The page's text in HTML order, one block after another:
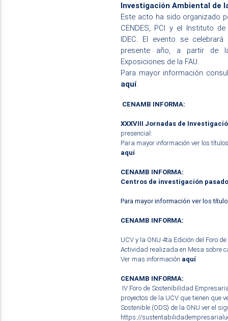
Investigación Ambiental de
Este acto ha sido organizado
CENDES, PCI y el Instituto
IDEC. El evento se
presente año, a partir de
Exposiciones de la FAU.
Para mayor información
aquí.
CENAMB INFORMA:
XXXVIII Jornadas de
presencial:
Para mayor información ver los
aquí
CENAMB INFORMA:
Centros de investigación
Para mayor información ver los
CENAMB INFORMA:
UCV y la ONU 4ta Edición del Foro
Actividad realizada en Mesa sobre
Ver mas información aquí
CENAMB INFORMA:
IV Foro de Sostenibilidad
proyectos de la UCV que tienen que
Sostenible (ODS) de la ONU ver el
https://sust